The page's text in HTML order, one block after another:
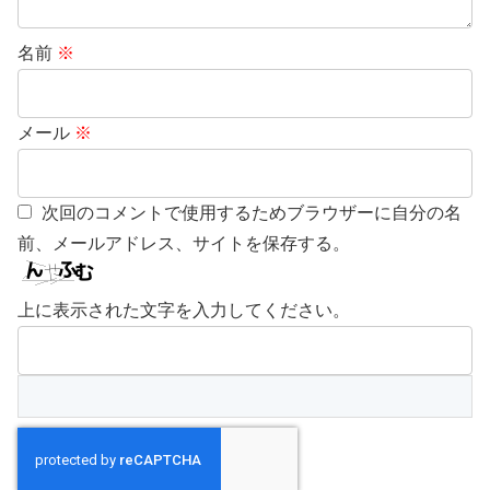
名前 ※
メール ※
次回のコメントで使用するためブラウザーに自分の名
前、メールアドレス、サイトを保存する。
上に表示された文字を入力してください。